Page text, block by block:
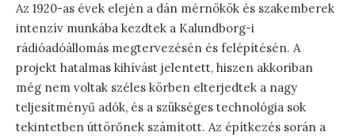
Az 1920-as évek elején a dán mérnökök és szakemberek
intenzív munkába kezdtek a Kalundborg-i
rádióadóállomás megtervezésén és felépítésén. A
projekt hatalmas kihívást jelentett, hiszen akkoriban
még nem voltak széles körben elterjedtek a nagy
teljesítményű adók, és a szükséges technológia sok
tekintetben úttörőnek számított. Az építkezés során a